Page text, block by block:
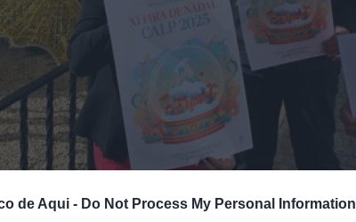
de Aqui - Do Not Process My Personal Information